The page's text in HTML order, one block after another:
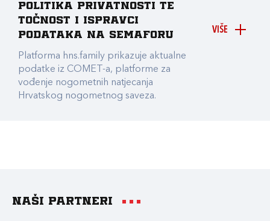
VIŠE
Politika privatnosti te
točnost i ispravci
podataka na Semaforu
Platforma hns.family prikazuje aktualne
podatke iz COMET-a, platforme za
vođenje nogometnih natjecanja
Hrvatskog nogometnog saveza.
Naši partneri